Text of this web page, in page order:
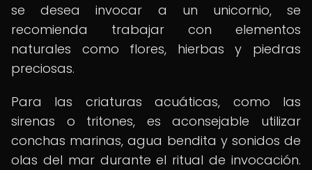
se desea invocar a un unicornio, se
recomienda trabajar con elementos
naturales como flores, hierbas y piedras
preciosas.
Para las criaturas acuáticas, como las
sirenas o tritones, es aconsejable utilizar
conchas marinas, agua bendita y sonidos de
olas del mar durante el ritual de invocación.